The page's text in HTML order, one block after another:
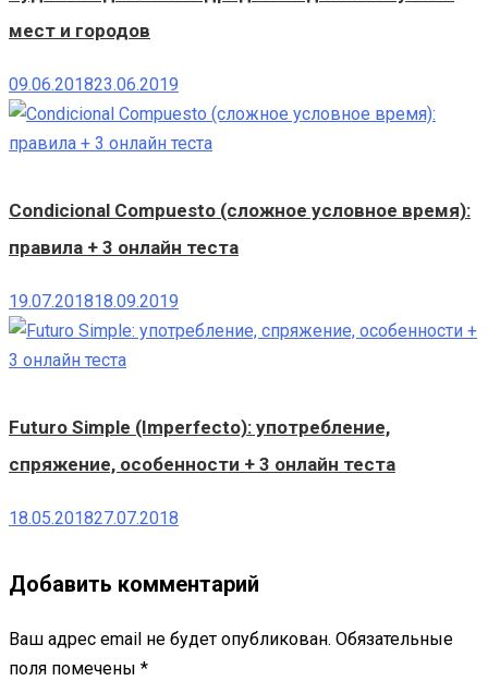
мест и городов
09.06.201823.06.2019
Condicional Compuesto (сложное условное время):
правила + 3 онлайн теста
19.07.201818.09.2019
Futuro Simple (Imperfecto): употребление,
спряжение, особенности + 3 онлайн теста
18.05.201827.07.2018
Добавить комментарий
Ваш адрес email не будет опубликован. Обязательные
поля помечены *